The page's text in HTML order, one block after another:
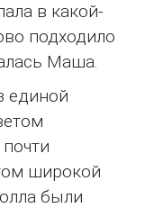
в какой-
подходило
Маша.
единой
широкой
были